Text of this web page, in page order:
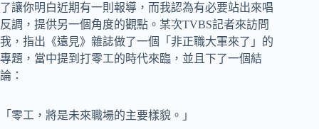
了讓你明白近期有一則報導，而我認為有必要站出來唱
反調，提供另一個角度的觀點。某次TVBS記者來訪問
我，指出《遠見》雜誌做了一個「非正職大軍來了」的
專題，當中提到打零工的時代來臨，並且下了一個結
論：
「零工，將是未來職場的主要樣貌。」